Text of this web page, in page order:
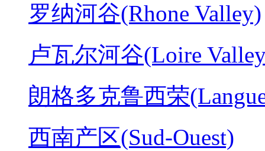
罗纳河谷(Rhone Valley)
卢瓦尔河谷(Loire
朗格多克鲁西荣
西南产区(Sud-Ouest)